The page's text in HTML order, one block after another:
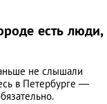
есть люди,
не слышали
в Петербурге —